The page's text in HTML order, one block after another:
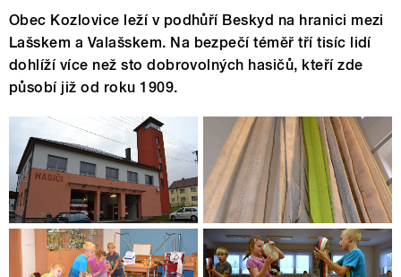
Obec Kozlovice leží v podhůří Beskyd na hranici mezi
Lašskem a Valašskem. Na bezpečí téměř tří tisíc lidí
dohlíží více než sto dobrovolných hasičů, kteří zde
působí již od roku 1909.